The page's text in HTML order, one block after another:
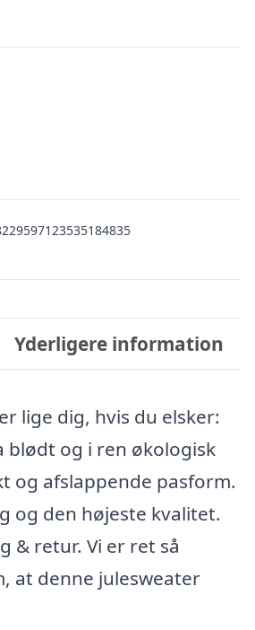
Yderligere information
lige dig, hvis du elsker:
blødt og i ren økologisk
og afslappende pasform.
og den højeste kvalitet.
& retur. Vi er ret så
at denne julesweater